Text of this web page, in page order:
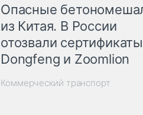
Опасные
из Китая. В России
отозвали
Dongfeng и Zoomlion
Коммерческий транспорт